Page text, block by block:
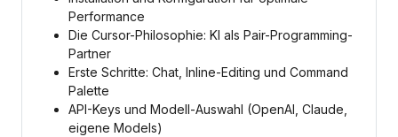
Performance
Die Cursor-Philosophie: KI als Pair-Programming-
Partner
Erste Schritte: Chat, Inline-Editing und Command
Palette
API-Keys und Modell-Auswahl (OpenAI, Claude,
eigene Models)